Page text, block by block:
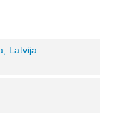
Latvija